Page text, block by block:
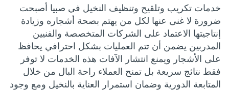
خدمات تكريب وتلقيح وتنظيف النخيل في صبيا أصبحت
ضرورة لا غنى عنها لكل من يهتم بصحة أشجاره وزيادة
إنتاجيتها الاعتماد على الشركات المتخصصة والفنيين
المدربين يضمن أن تتم العمليات بشكل احترافي يحافظ
على الأشجار ويمنع انتشار الآفات هذه الخدمات لا توفر
فقط نتائج سريعة بل تمنح العملاء راحة البال من خلال
المتابعة الدورية وضمان استمرار العناية بالنخيل ومع وجود